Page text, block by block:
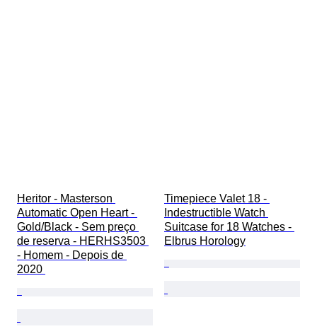
Heritor - Masterson
Automatic Open Heart -
Gold/Black - Sem preço
de reserva - HERHS3503
- Homem - Depois de
2020
Timepiece Valet 18 -
Indestructible Watch
Suitcase for 18 Watches -
Elbrus Horology